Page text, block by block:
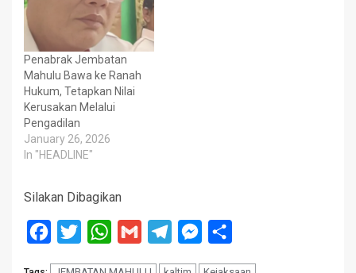
Penabrak Jembatan
Mahulu Bawa ke Ranah
Hukum, Tetapkan Nilai
Kerusakan Melalui
Pengadilan
January 26, 2026
In "HEADLINE"
Silakan Dibagikan
Facebook
Twitter WhatsApp
Gmail TelegramMessenger